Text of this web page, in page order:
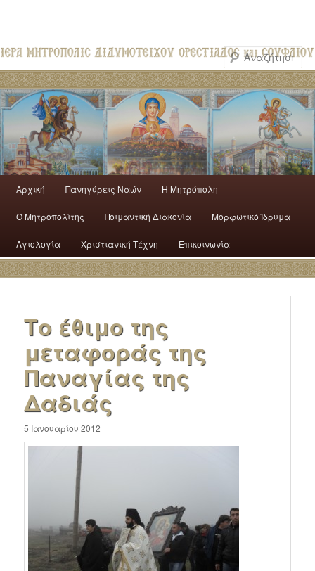
Αρχική Πανηγύρεις Ναών H Mητρόπολη
Ο Mητροπολίτης Ποιμαντική Διακονία Μορφωτικό Ίδρυμα
Αγιολογία Χριστιανική Τέχνη Επικοινωνία
Το έθιμο της
μεταφοράς της
Παναγίας της
Δαδιάς
5 Ιανουαρίου 2012